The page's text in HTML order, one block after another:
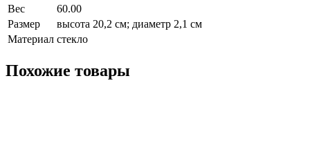
Вес
60.00
Размер
высота 20,2 см; диаметр 2,1 см
Материал стекло
Похожие товары